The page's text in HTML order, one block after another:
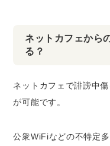
ネットカフェから
る？
ネットカフェで誹謗中
が可能です。
公衆WiFiなどの不特定